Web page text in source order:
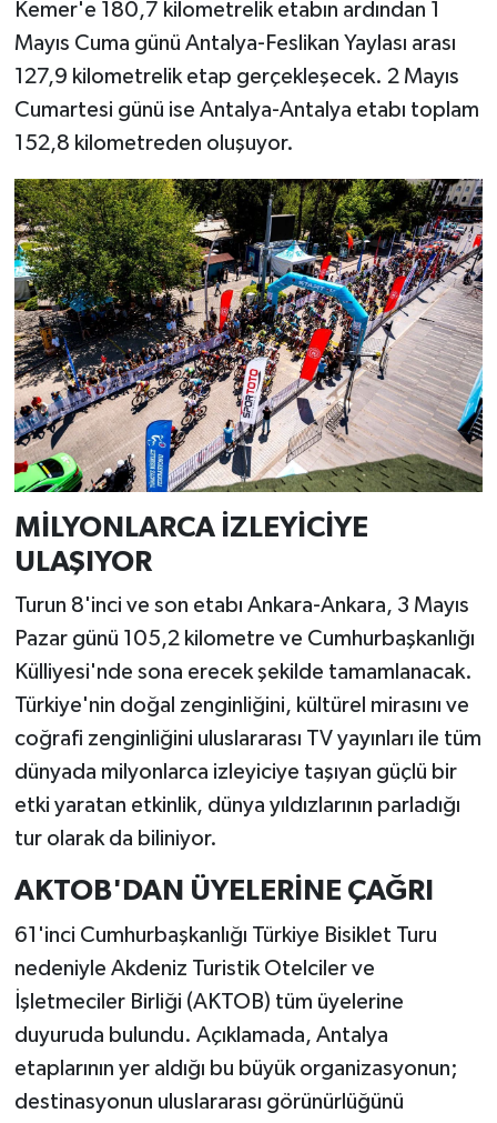
Kemer'e 180,7 kilometrelik etabın ardından 1
Mayıs Cuma günü Antalya-Feslikan Yaylası arası
127,9 kilometrelik etap gerçekleşecek. 2 Mayıs
Cumartesi günü ise Antalya-Antalya etabı toplam
152,8 kilometreden oluşuyor.
MİLYONLARCA İZLEYİCİYE
ULAŞIYOR
Turun 8'inci ve son etabı Ankara-Ankara, 3 Mayıs
Pazar günü 105,2 kilometre ve Cumhurbaşkanlığı
Külliyesi'nde sona erecek şekilde tamamlanacak.
Türkiye'nin doğal zenginliğini, kültürel mirasını ve
coğrafi zenginliğini uluslararası TV yayınları ile tüm
dünyada milyonlarca izleyiciye taşıyan güçlü bir
etki yaratan etkinlik, dünya yıldızlarının parladığı
tur olarak da biliniyor.
AKTOB'DAN ÜYELERİNE ÇAĞRI
61'inci Cumhurbaşkanlığı Türkiye Bisiklet Turu
nedeniyle Akdeniz Turistik Otelciler ve
İşletmeciler Birliği (AKTOB) tüm üyelerine
duyuruda bulundu. Açıklamada, Antalya
etaplarının yer aldığı bu büyük organizasyonun;
destinasyonun uluslararası görünürlüğünü